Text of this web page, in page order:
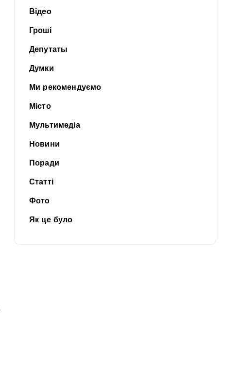
Відео
Гроші
Депутаты
Думки
Ми рекомендуємо
Місто
Мультимедіа
Новини
Поради
Статті
Фото
Як це було